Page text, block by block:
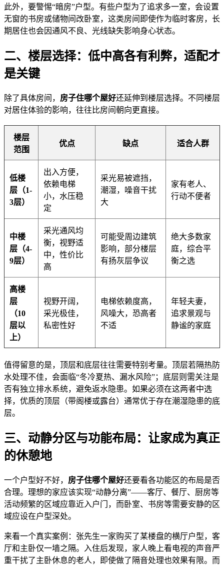
此外，要警惕“暗房”户型。有些户型为了追求多一室，会设置
无窗的书房或储物间改卧室，这类房间即使作为临时客房，长
期居住也会因通风不良、光线缺失影响身心状态。
二、楼层选择：低中高各有利弊，适配才
是关键
除了具体房间， 房子住哪个屋好还延伸到楼层选择。不同楼层
对居住体验的影响，往往比房间朝向更直接。
楼层
范围
优点 缺点 适合人群
低楼
层（1-
3层）
出入方便，
依赖电梯
小，水压稳
定
采光易被遮挡，
潮湿，噪音干扰
大
家有老人、
行动不便者
中楼
层（4-
9层）
采光通风均
衡，视野适
中，性价比
高
可能受周边建筑
影响，部分楼层
有扬灰层争议
绝大多数家
庭，综合平
衡之选
高楼
层
（10
层以
上）
视野开阔，
采光极佳，
私密性好
电梯依赖度高，
风噪大，恐高者
不适
年轻夫妻，
追求景观与
静谧的家庭
值得留意的是，顶层和底层往往需要特别考量。顶层若隔热防
水处理不佳，会面临“冬冷夏热、漏水风险”；底层则需关注是
否有独立排水系统，避免返水隐患。如果必须在这两者中选
择，优质的顶层（带阁楼或露台）通常优于存在潮湿隐患的底
层。
三、动静分区与功能布局：让家成为真正
的休憩地
一个户型好不好， 房子住哪个屋好还要看各功能区的布局是否
合理。理想的家应该实现“动静分离”——客厅、餐厅、厨房等
活动频繁的区域应靠近入户门，而卧室、书房等需要安静的区
域应设在户型深处。
来看一个真实案例：张先生一家购买了某楼盘的横厅户型，客
厅和主卧仅一墙之隔。入住后发现，家人晚上看电视的声音严
重干扰了主卧休息的老人，即使做了隔音处理也效果有限。而